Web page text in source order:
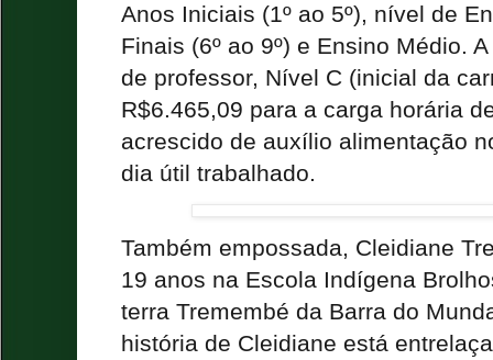
Anos Iniciais (1º ao 5º), nível de
Finais (6º ao 9º) e Ensino Médio.
de professor, Nível C (inicial da
R$6.465,09 para a carga horária
acrescido de auxílio alimentação
dia útil trabalhado.
Também empossada, Cleidiane
19 anos na Escola Indígena
terra Tremembé da Barra do
história de Cleidiane está